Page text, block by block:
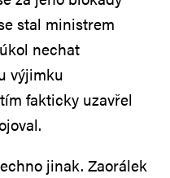
stal ministrem
nechat
výjimku
fakticky uzavřel
jinak. Zaorálek